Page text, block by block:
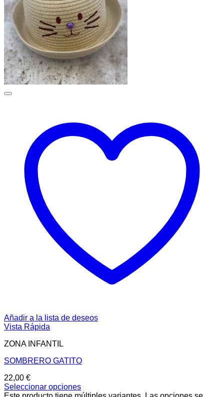
Añadir a la lista de deseos
Vista Rápida
ZONA INFANTIL
SOMBRERO GATITO
22,00 €
Seleccionar opciones